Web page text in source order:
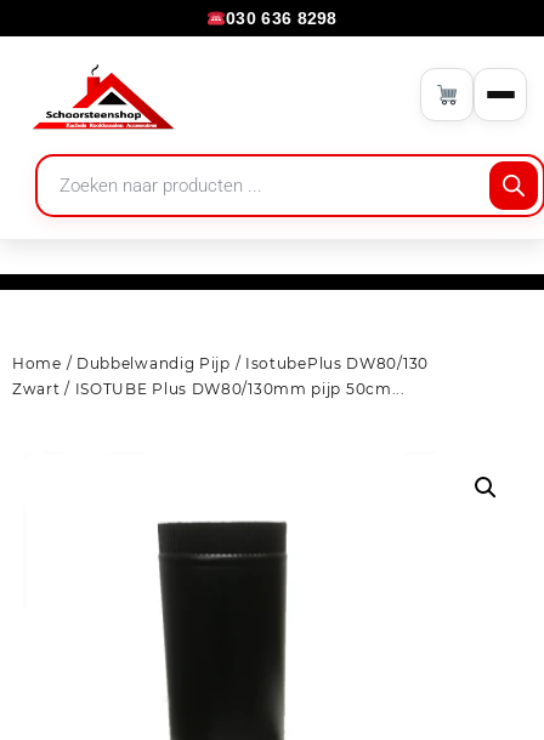
030 636 8298
Home / Dubbelwandig Pijp / IsotubePlus DW80/130
Zwart / ISOTUBE Plus DW80/130mm pijp 50cm...